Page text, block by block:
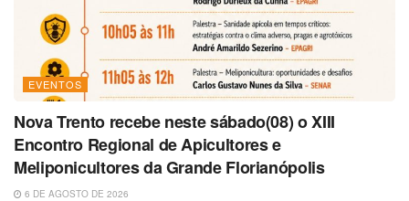
EVENTOS
Nova Trento recebe neste sábado(08) o XIII
Encontro Regional de Apicultores e
Meliponicultores da Grande Florianópolis
6 DE AGOSTO DE 2026